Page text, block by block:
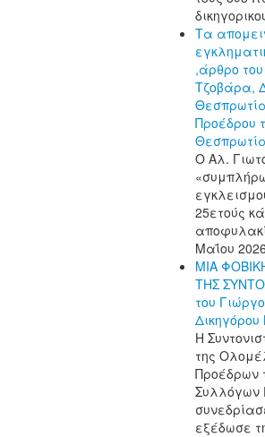
Τα
,άρθρο
Τζοβάρα,
Προέδρου
Ο Αλ.
25ετούς
Μαΐου
ΜΙΑ
ΤΗΣ
του
Η
της
Προέδρων
Συλλόγων
εξέδωσε